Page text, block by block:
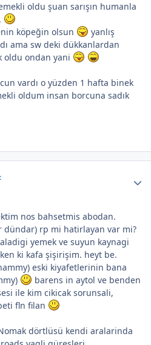
oldu şuan sarışın humanla
köpeğin olsun
yanlış
ama sw deki dükkanlardan
oldu ondan yani
vardı o yüzden 1 hafta binek
oldum insan borcuna sadık
nos bahsetmis abodan.
rp mi hatirlayan var mi?
yemek ve suyun kaynagi
ki kafa şişirişim. heyt be.
eski kiyafetlerinin bana
barens in aytol ve benden
ile kim cikicak sorunsali,
fln filan
dörtlüsü kendi aralarinda